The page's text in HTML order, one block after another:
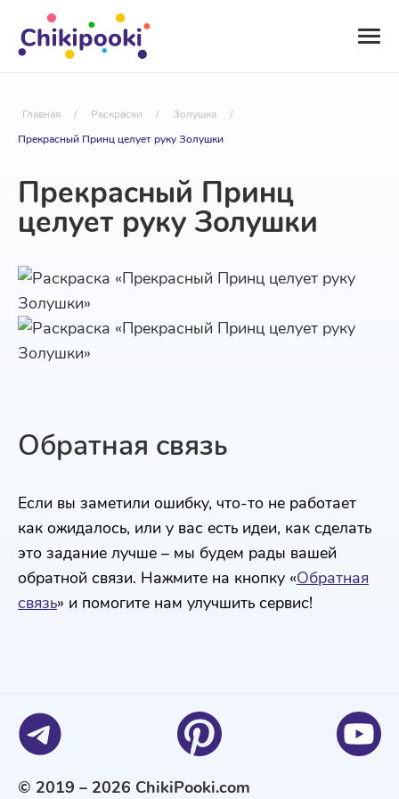
Главная / Раскраски / Золушка
/
Прекрасный Принц целует руку Золушки
Прекрасный Принц
целует руку Золушки
Обратная связь
Если вы заметили ошибку, что-то не работает
как ожидалось, или у вас есть идеи, как сделать
это задание лучше – мы будем рады вашей
обратной связи. Нажмите на кнопку «Обратная
связь» и помогите нам улучшить сервис!
© 2019 – 2026 ChikiPooki.com